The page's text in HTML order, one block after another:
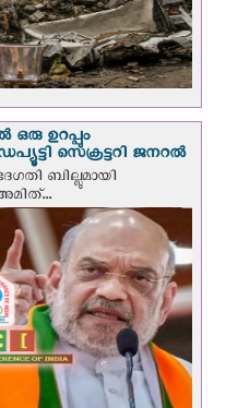
ഒരു ഉറപ്പും
സെക്രട്ടറി ജനറല്‍
ബില്ലുമായി